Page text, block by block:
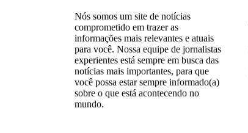
Nós somos um site de notícias
comprometido em trazer as
informações mais relevantes e atuais
para você. Nossa equipe de jornalistas
experientes está sempre em busca das
notícias mais importantes, para que
você possa estar sempre informado(a)
sobre o que está acontecendo no
mundo.